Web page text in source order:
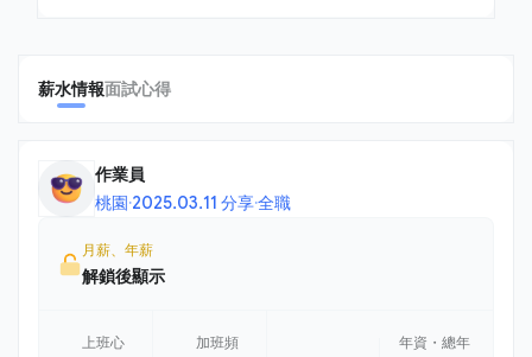
薪水情報面試心得
作業員
桃園·2025.03.11 分享·全職
月薪、年薪
解鎖後顯示
上班心
加班頻
年資・總年